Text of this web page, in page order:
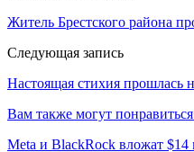
Житель Брестского района
Следующая запись
Настоящая стихия прошлась
Вам также могут понравиться
Meta и BlackRock вложат $14